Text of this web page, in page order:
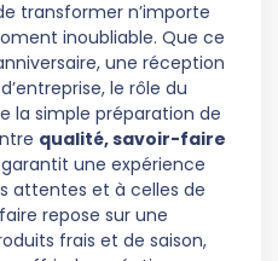
transformer n’importe
inoubliable. Que ce
une réception
le rôle du
la simple préparation de
qualité, savoir-faire
une expérience
attentes et à celles de
repose sur une
frais et de saison,